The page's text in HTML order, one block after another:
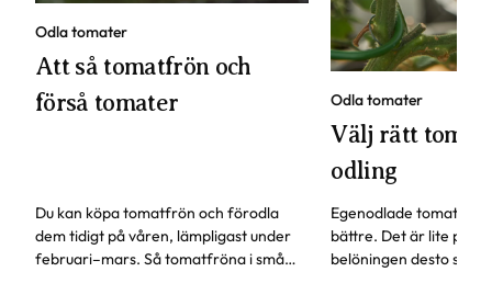
Odla tomater
Att så tomatfrön och
förså tomater
Du kan köpa tomatfrön och förodla
dem tidigt på våren, lämpligast under
februari–mars. Så tomatfröna i små
Odla tomater
Välj rätt
odling
Egenodlade tomater
bättre. Det är lite
belöningen desto